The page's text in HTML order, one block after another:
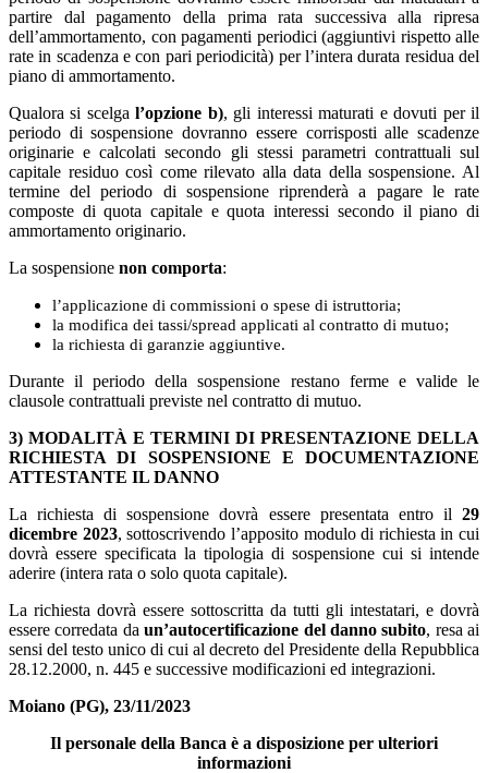
partire dal pagamento della prima rata successiva alla ripresa
dell’ammortamento, con pagamenti periodici (aggiuntivi rispetto alle
rate in scadenza e con pari periodicità) per l’intera durata residua del
piano di ammortamento.
Qualora si scelgal’opzione b), gli interessi maturati e dovuti per il
periodo di sospensione dovranno essere corrisposti alle scadenze
originarie e calcolati secondo gli stessi parametri contrattuali sul
capitale residuo così come rilevato alla data della sospensione. Al
termine del periodo di sospensione riprenderà a pagare le rate
composte di quota capitale e quota interessi secondo il piano di
ammortamento originario.
La sospensione non comporta:
l’applicazione di commissioni o spese di istruttoria;
la modifica dei tassi/spread applicati al contratto di mutuo;
la richiesta di garanzie aggiuntive.
Durante il periodo della sospensione restano ferme e valide le
clausole contrattuali previste nel contratto di mutuo.
3) MODALITÀ E TERMINI DI PRESENTAZIONE DELLA
RICHIESTA DI SOSPENSIONE E DOCUMENTAZIONE
ATTESTANTE IL DANNO
La richiesta di sospensione dovrà essere presentata entro il 29
dicembre 2023, sottoscrivendo l’apposito modulo di richiesta in cui
dovrà essere specificata la tipologia di sospensione cui si intende
aderire (intera rata o solo quota capitale).
La richiesta dovrà essere sottoscritta da tutti gli intestatari, e dovrà
essere corredata daun’autocertificazione del danno subito, resa ai
sensi del testo unico di cui al decreto del Presidente della Repubblica
28.12.2000, n. 445 e successive modificazioni ed integrazioni.
Moiano (PG), 23/11/2023
Il personale della Banca è a disposizione per ulteriori
informazioni